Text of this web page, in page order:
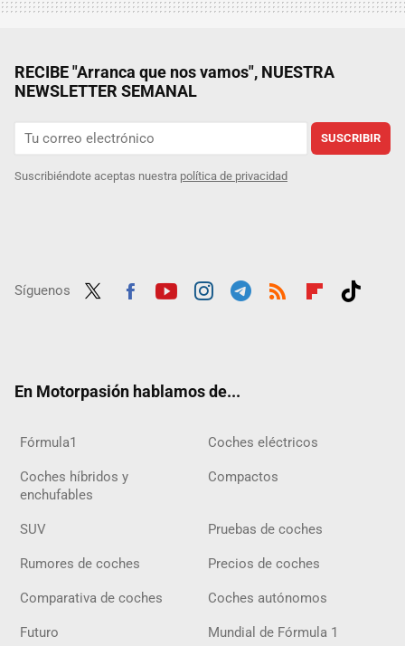
RECIBE "Arranca que nos vamos", NUESTRA
NEWSLETTER SEMANAL
SUSCRIBIR
Suscribiéndote aceptas nuestra política de privacidad
Síguenos
En Motorpasión hablamos de...
Fórmula1 Coches eléctricos
Coches híbridos y
enchufables
Compactos
SUV Pruebas de coches
Rumores de coches Precios de coches
Comparativa de coches Coches autónomos
Futuro Mundial de Fórmula 1